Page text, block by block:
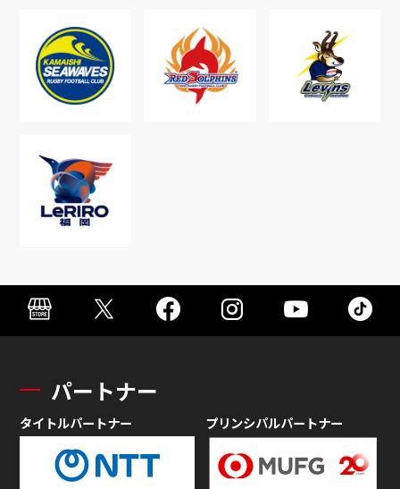
パートナー
タイトルパートナー プリンシパルパートナー